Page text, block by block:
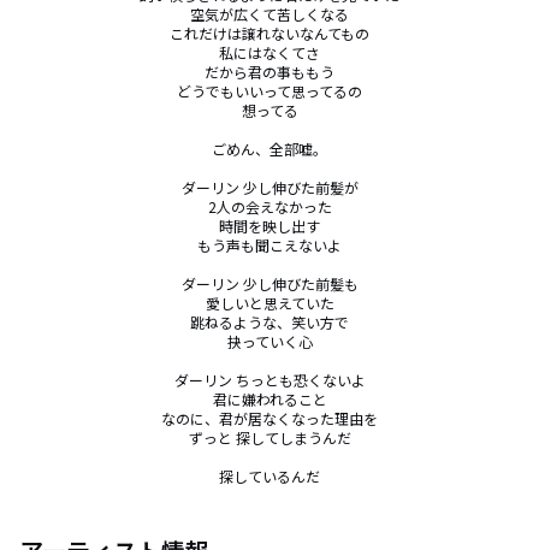
空気が広くて苦しくなる
これだけは譲れないなんてもの
私にはなくてさ
だから君の事ももう
どうでもいいって思ってるの
想ってる
ごめん、全部嘘。
ダーリン 少し伸びた前髪が
2人の会えなかった
時間を映し出す
もう声も聞こえないよ
ダーリン 少し伸びた前髪も
愛しいと思えていた
跳ねるような、笑い方で
抉っていく心
ダーリン ちっとも恐くないよ
君に嫌われること
なのに、君が居なくなった理由を
ずっと 探してしまうんだ
探しているんだ